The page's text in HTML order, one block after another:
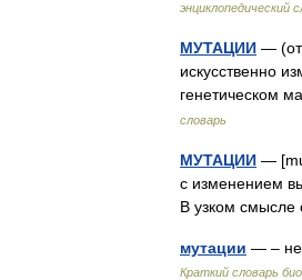
энциклопедический
МУТАЦИИ — (от
искусственно
генетическом
словарь
МУТАЦИИ —
с изменением
В узком смысле
мутации — –
Краткий словарь